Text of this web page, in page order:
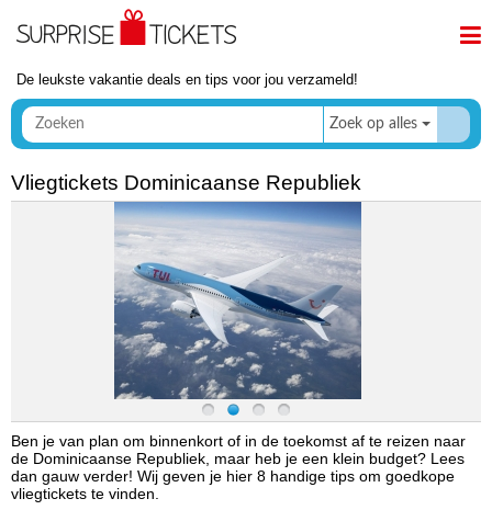
De leukste vakantie deals en tips voor jou verzameld!
Zoek op alles
Vliegtickets Dominicaanse Republiek
Ben je van plan om binnenkort of in de toekomst af te reizen naar
de Dominicaanse Republiek, maar heb je een klein budget? Lees
dan gauw verder! Wij geven je hier 8 handige tips om goedkope
vliegtickets te vinden.